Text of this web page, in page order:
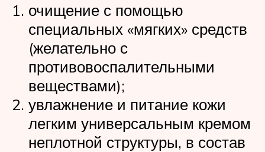
очищение с помощью
специальных «мягких» средств
(желательно с
противовоспалительными
веществами);
увлажнение и питание кожи
легким универсальным кремом
неплотной структуры, в состав